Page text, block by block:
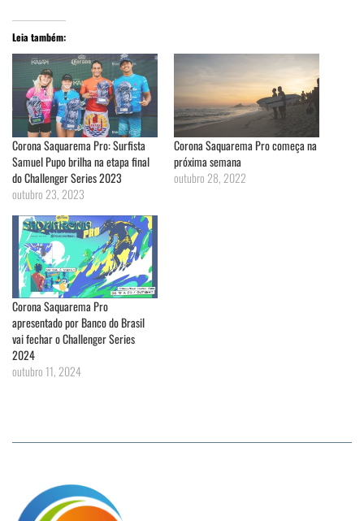
Leia também:
Corona Saquarema Pro: Surfista
Samuel Pupo brilha na etapa final
do Challenger Series 2023
outubro 23, 2023
Corona Saquarema Pro começa na
próxima semana
outubro 28, 2022
Corona Saquarema Pro
apresentado por Banco do Brasil
vai fechar o Challenger Series
2024
outubro 11, 2024